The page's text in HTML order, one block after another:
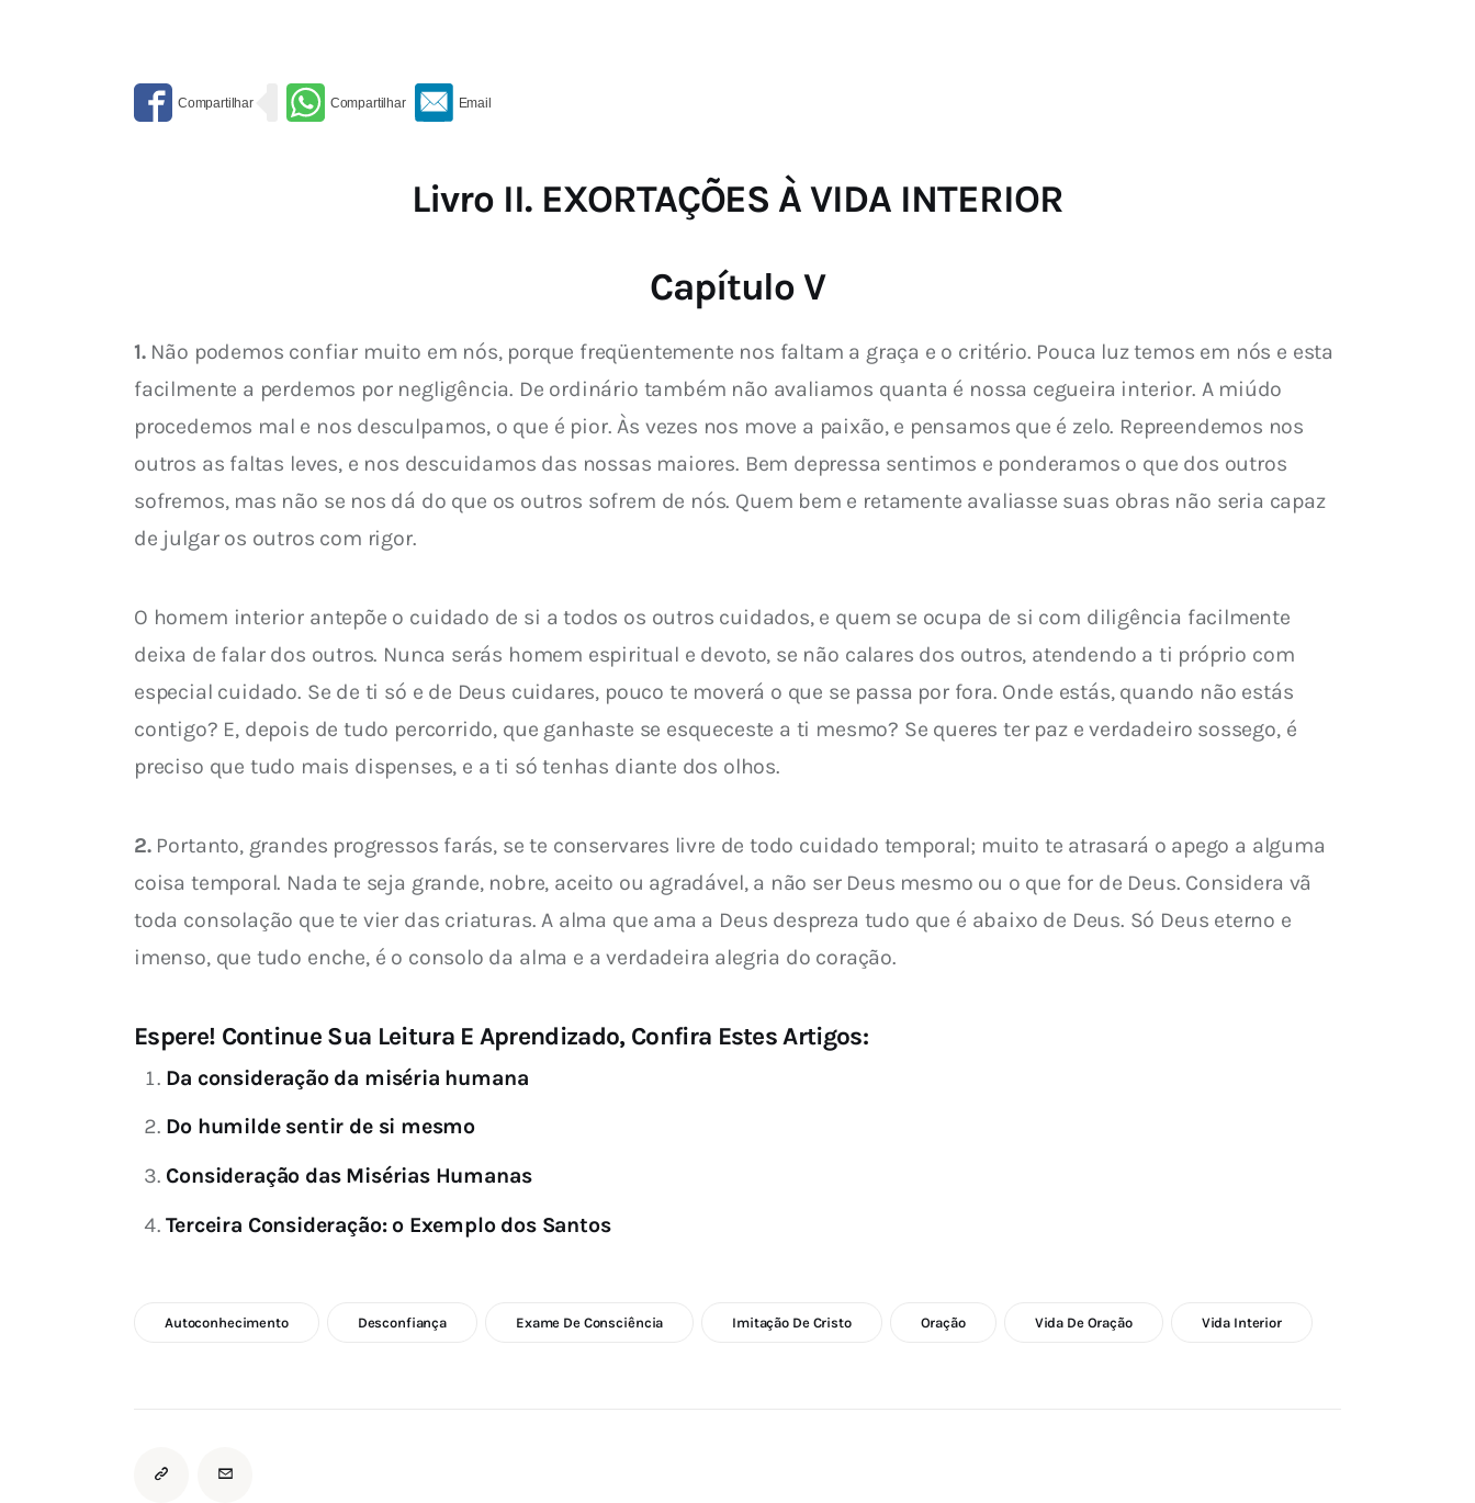
Livro II. EXORTAÇÕES À VIDA INTERIOR
Capítulo V
1. Não podemos confiar muito em nós, porque freqüentemente nos faltam a graça e o critério. Pouca luz temos em nós e esta
facilmente a perdemos por negligência. De ordinário também não avaliamos quanta é nossa cegueira interior. A miúdo
procedemos mal e nos desculpamos, o que é pior. Às vezes nos move a paixão, e pensamos que é zelo. Repreendemos nos
outros as faltas leves, e nos descuidamos das nossas maiores. Bem depressa sentimos e ponderamos o que dos outros
sofremos, mas não se nos dá do que os outros sofrem de nós. Quem bem e retamente avaliasse suas obras não seria capaz
de julgar os outros com rigor.
O homem interior antepõe o cuidado de si a todos os outros cuidados, e quem se ocupa de si com diligência facilmente
deixa de falar dos outros. Nunca serás homem espiritual e devoto, se não calares dos outros, atendendo a ti próprio com
especial cuidado. Se de ti só e de Deus cuidares, pouco te moverá o que se passa por fora. Onde estás, quando não estás
contigo? E, depois de tudo percorrido, que ganhaste se esqueceste a ti mesmo? Se queres ter paz e verdadeiro sossego, é
preciso que tudo mais dispenses, e a ti só tenhas diante dos olhos.
2. Portanto, grandes progressos farás, se te conservares livre de todo cuidado temporal; muito te atrasará o apego a alguma
coisa temporal. Nada te seja grande, nobre, aceito ou agradável, a não ser Deus mesmo ou o que for de Deus. Considera vã
toda consolação que te vier das criaturas. A alma que ama a Deus despreza tudo que é abaixo de Deus. Só Deus eterno e
imenso, que tudo enche, é o consolo da alma e a verdadeira alegria do coração.
Espere! Continue Sua Leitura E Aprendizado, Confira Estes Artigos:
Da consideração da miséria humana
Do humilde sentir de si mesmo
Consideração das Misérias Humanas
Terceira Consideração: o Exemplo dos Santos
Autoconhecimento Desconfiança Exame De Consciência Imitação De Cristo Oração Vida De Oração Vida Interior